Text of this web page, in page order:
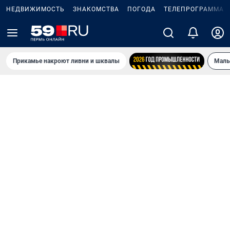
НЕДВИЖИМОСТЬ ЗНАКОМСТВА ПОГОДА ТЕЛЕПРОГРАММА
Прикамье накроют ливни и шквалы